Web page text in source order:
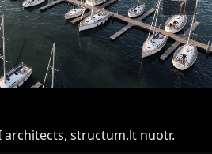
architects, structum.lt nuotr.